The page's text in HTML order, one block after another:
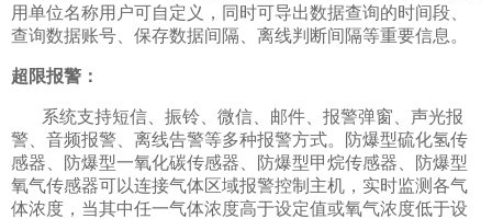
用单位名称用户可自定义，同时可导出数据查询的时间段、
查询数据账号、保存数据间隔、离线判断间隔等重要信息。
超限报警：
系统支持短信、振铃、微信、邮件、报警弹窗、声光报
警、音频报警、离线告警等多种报警方式。防爆型硫化氢传
感器、防爆型一氧化碳传感器、防爆型甲烷传感器、防爆型
氧气传感器可以连接气体区域报警控制主机，实时监测各气
体浓度，当其中任一气体浓度高于设定值或氧气浓度低于设